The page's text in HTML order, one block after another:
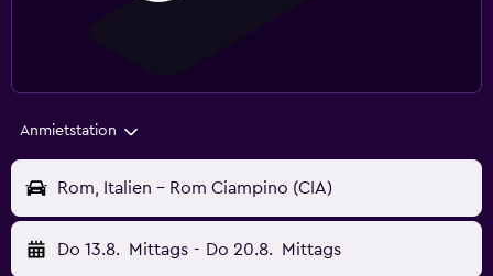
Anmietstation
Rom, Italien - Rom Ciampino (CIA)
Do 13.8. Mittags - Do 20.8. Mittags